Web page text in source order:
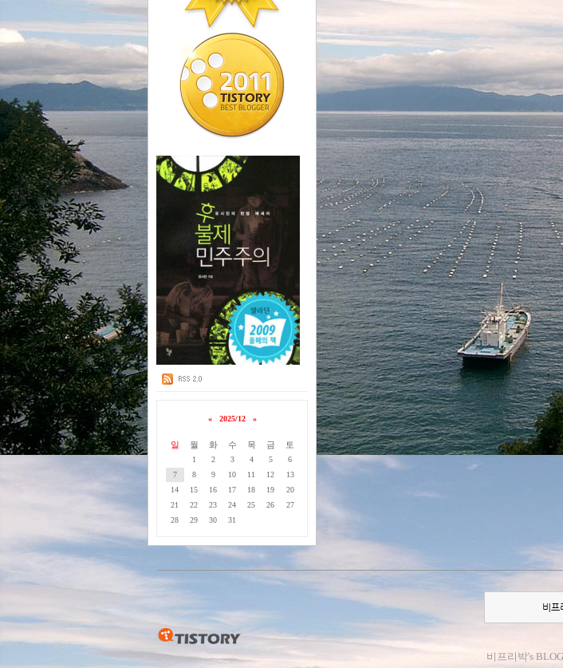
« 2025/12 »
일 월 화 수 목 금 토
1 2 3 4 5
6
7
8 9 10 11 12
13
14
15 16 17 18 19
20
21
22 23 24 25 26
27
28
29 30 31
비프
비프리박's